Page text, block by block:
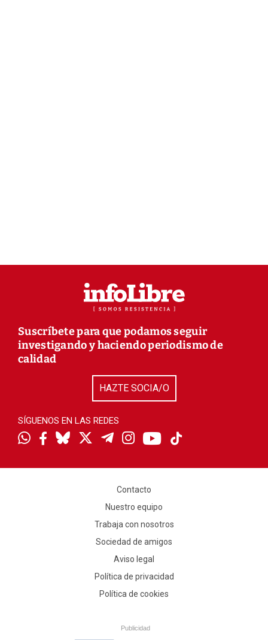
Suscríbete para que podamos seguir
investigando y haciendo periodismo de
calidad
HAZTE SOCIA/O
SÍGUENOS EN LAS REDES
Contacto
Nuestro equipo
Trabaja con nosotros
Sociedad de amigos
Aviso legal
Política de privacidad
Política de cookies
Publicidad